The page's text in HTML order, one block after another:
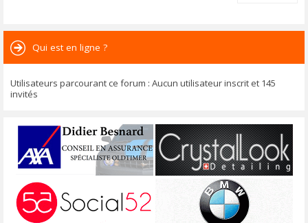
Qui est en ligne ?
Utilisateurs parcourant ce forum : Aucun utilisateur inscrit et 145
invités